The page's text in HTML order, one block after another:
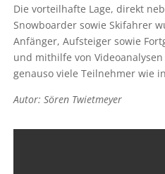
Die vorteilhafte Lage, direkt
Snowboarder sowie Skifahrer
Anfänger, Aufsteiger sowie
und mithilfe von
genauso viele Teilnehmer wie
Autor: Sören Twietmeyer